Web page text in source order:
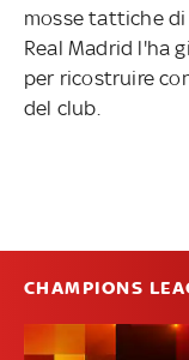
mosse tattiche di
Real Madrid l'ha
per ricostruire
del club.
CHAMPIONS